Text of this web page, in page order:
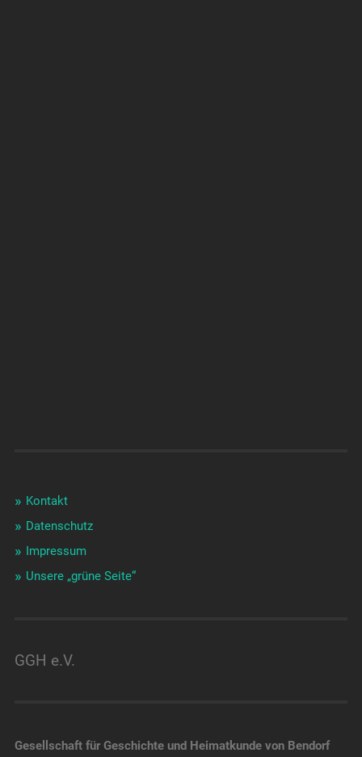
Kontakt
Datenschutz
Impressum
Unsere „grüne Seite“
GGH e.V.
Gesellschaft für Geschichte und Heimatkunde von Bendorf